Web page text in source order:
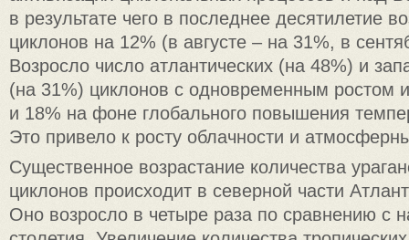
в результате чего в последнее десятилетие
циклонов на 12% (в августе – на 31%, в
Возросло число атлантических (на 48%) и
(на 31%) циклонов с одновременным ростом
и 18% на фоне глобального повышения
Это привело к росту облачности и
Существенное возрастание количества
циклонов происходит в северной части
Оно возросло в четыре раза по сравнению с